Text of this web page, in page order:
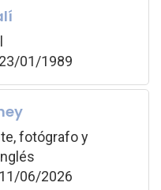
01/1989
fotógrafo y
06/2026